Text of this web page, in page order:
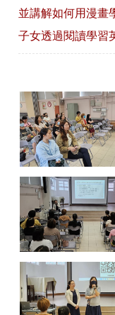
並講解如何用漫畫
子女透過閱讀學習